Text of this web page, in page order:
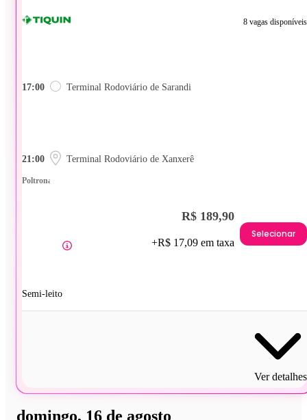
8 vagas disponíveis
17:00 Terminal Rodoviário de Sarandi
21:00 Terminal Rodoviário de Xanxerê
Poltrona
Semi-leito
R$ 189,90
+R$ 17,09 em taxa
Selecionar
Ver detalhes
domingo, 16 de agosto